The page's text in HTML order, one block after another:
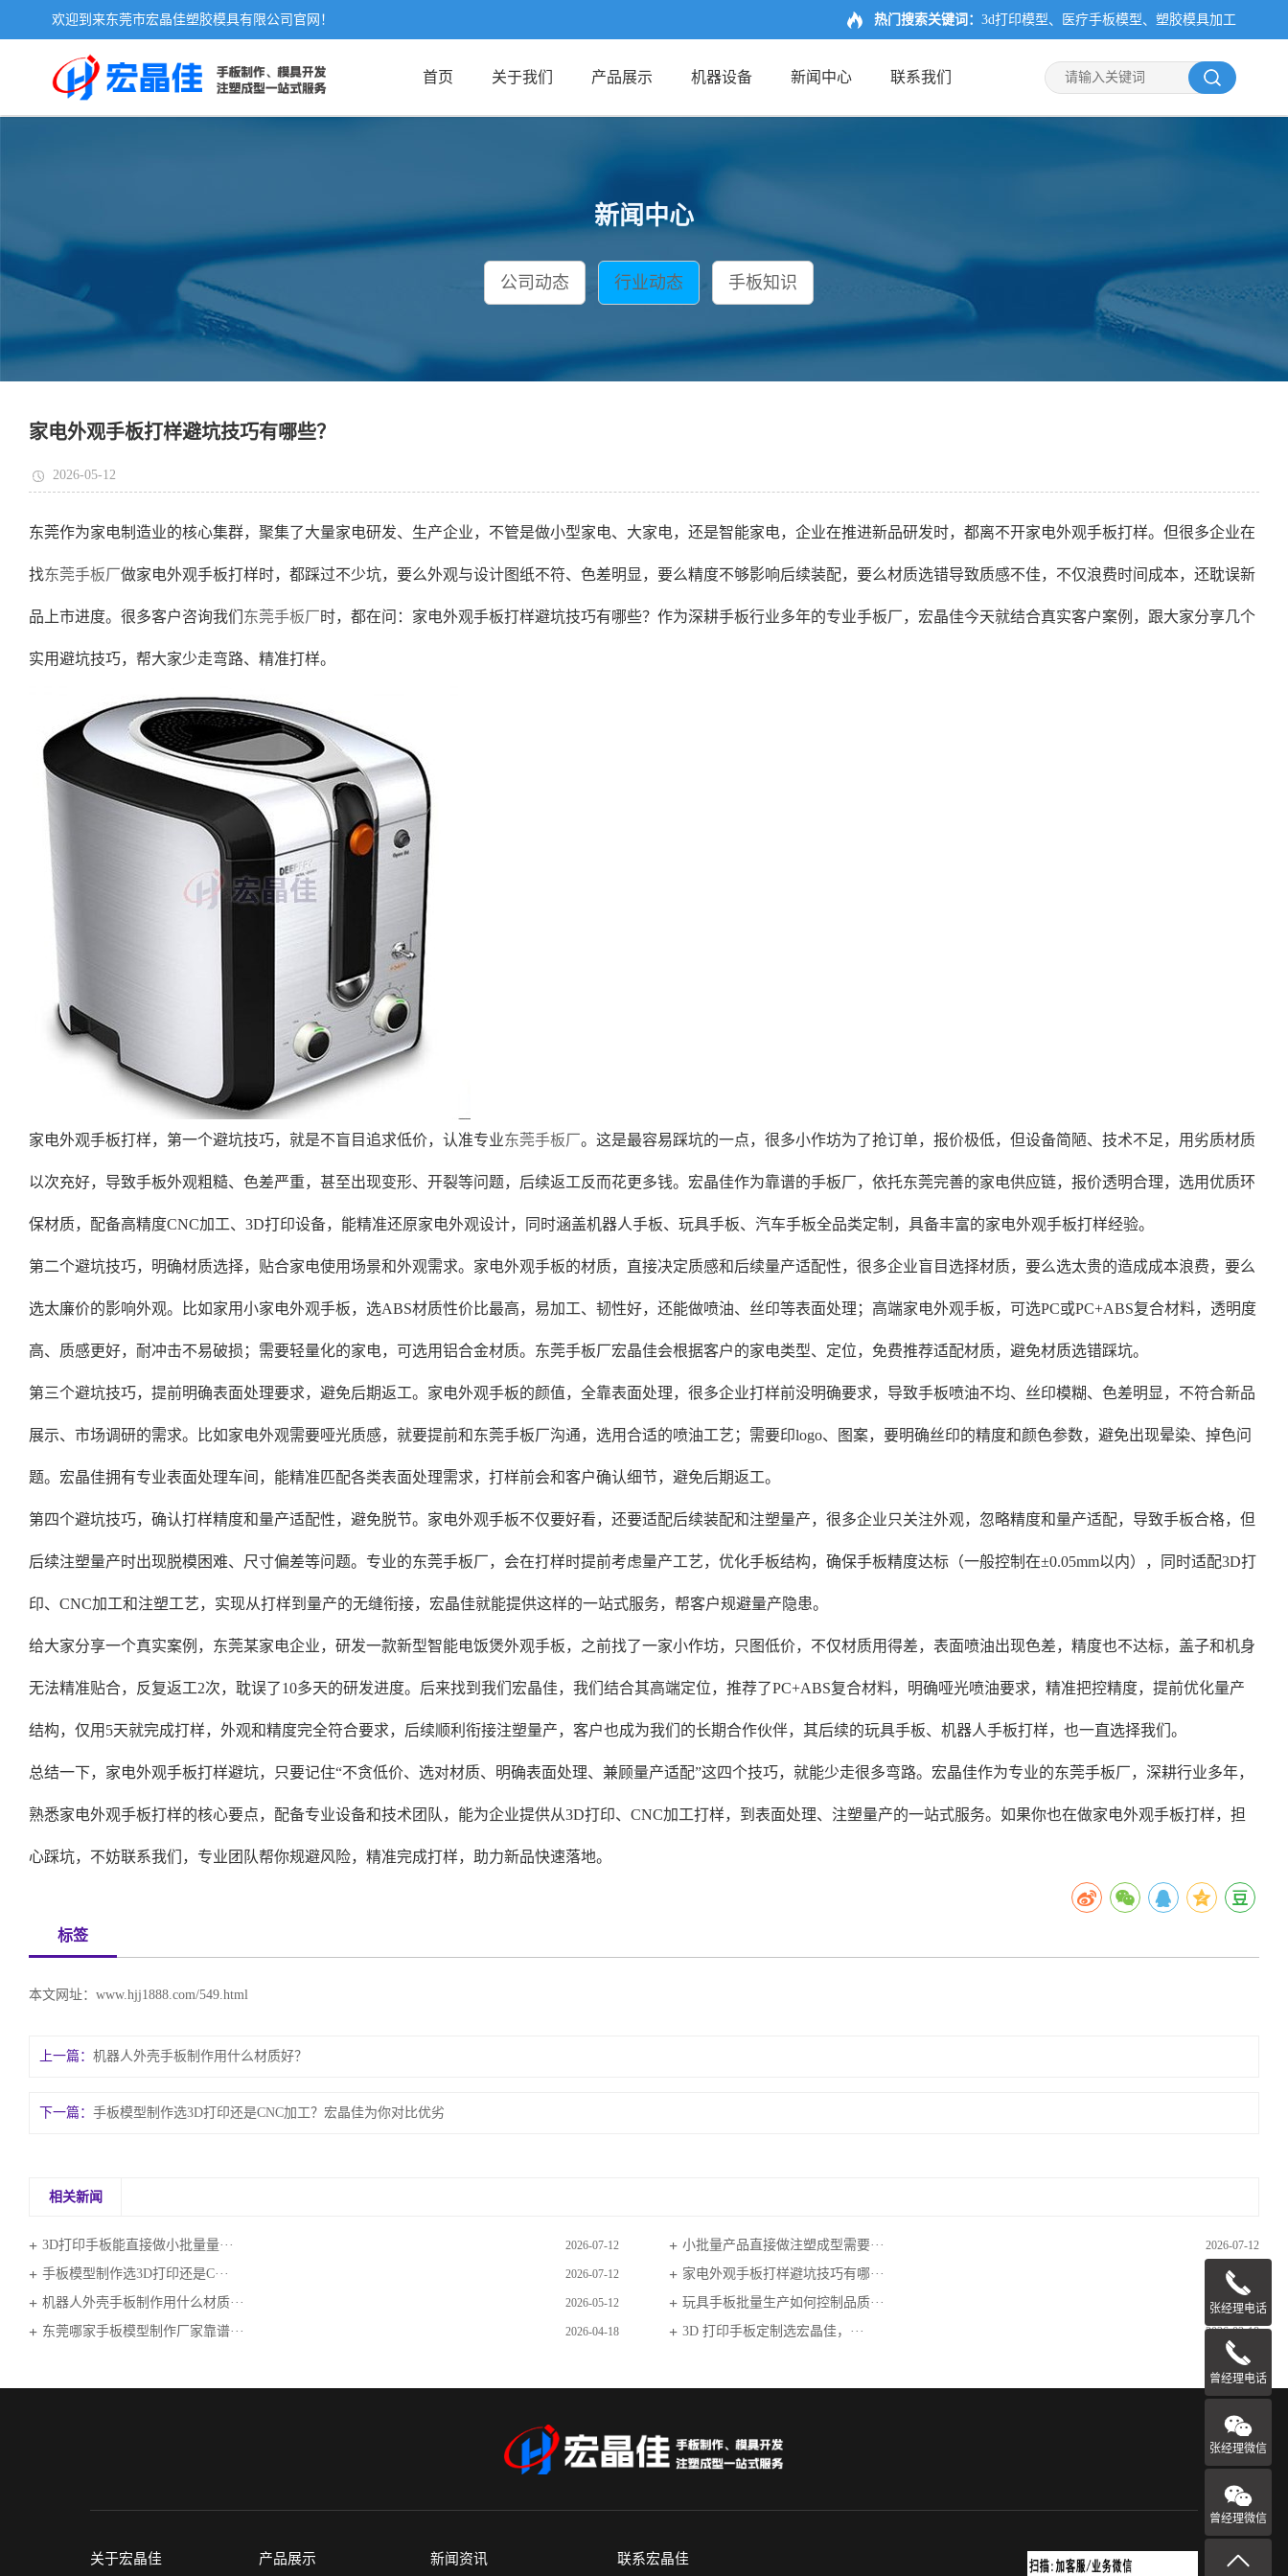
欢迎到来东莞市宏晶佳塑胶模具有限公司官网！ 热门搜索关键词：3d打印模型 医疗手板模型 塑胶模具加工
首页 关于我们 产品展示 机器设备 新闻中心 联系我们
新闻中心
公司动态 行业动态 手板知识
家电外观手板打样避坑技巧有哪些？
2026-05-12
东莞作为家电制造业的核心集群，聚集了大量家电研发、生产企业，不管是做小型家电、大家电，还是智能家电，企业在推进新品研发时，都离不开家电外观手板打样。但很多企业在
找东莞手板厂做家电外观手板打样时，都踩过不少坑，要么外观与设计图纸不符、色差明显，要么精度不够影响后续装配，要么材质选错导致质感不佳，不仅浪费时间成本，还耽误新
品上市进度。很多客户咨询我们 东莞手板厂时，都在问：家电外观手板打样避坑技巧有哪些？作为深耕手板行业多年的专业手板厂，宏晶佳今天就结合真实客户案例，跟大家分享几个
实用避坑技巧，帮大家少走弯路、精准打样。
家电外观手板打样，第一个避坑技巧，就是不盲目追求低价，认准专业东莞手板厂。这是最容易踩坑的一点，很多小作坊为了抢订单，报价极低，但设备简陋、技术不足，用劣质材质
以次充好，导致手板外观粗糙、色差严重，甚至出现变形、开裂等问题，后续返工反而花更多钱。宏晶佳作为靠谱的手板厂，依托东莞完善的家电供应链，报价透明合理，选用优质环
保材质，配备高精度CNC加工、3D打印设备，能精准还原家电外观设计，同时涵盖机器人手板、玩具手板、汽车手板全品类定制，具备丰富的家电外观手板打样经验。
第二个避坑技巧，明确材质选择，贴合家电使用场景和外观需求。家电外观手板的材质，直接决定质感和后续量产适配性，很多企业盲目选择材质，要么选太贵的造成成本浪费，要么
选太廉价的影响外观。比如家用小家电外观手板，选ABS材质性价比最高，易加工、韧性好，还能做喷油、丝印等表面处理；高端家电外观手板，可选PC或PC+ABS复合材料，透明度
高、质感更好，耐冲击不易破损；需要轻量化的家电，可选用铝合金材质。东莞手板厂宏晶佳会根据客户的家电类型、定位，免费推荐适配材质，避免材质选错踩坑。
第三个避坑技巧，提前明确表面处理要求，避免后期返工。家电外观手板的颜值，全靠表面处理，很多企业打样前没明确要求，导致手板喷油不均、丝印模糊、色差明显，不符合新品
展示、市场调研的需求。比如家电外观需要哑光质感，就要提前和东莞手板厂沟通，选用合适的喷油工艺；需要印logo、图案，要明确丝印的精度和颜色参数，避免出现晕染、掉色问
题。宏晶佳拥有专业表面处理车间，能精准匹配各类表面处理需求，打样前会和客户确认细节，避免后期返工。
第四个避坑技巧，确认打样精度和量产适配性，避免脱节。家电外观手板不仅要好看，还要适配后续装配和注塑量产，很多企业只关注外观，忽略精度和量产适配，导致手板合格，但
后续注塑量产时出现脱模困难、尺寸偏差等问题。专业的东莞手板厂，会在打样时提前考虑量产工艺，优化手板结构，确保手板精度达标（一般控制在±0.05mm以内），同时适配3D打
印、CNC加工和注塑工艺，实现从打样到量产的无缝衔接，宏晶佳就能提供这样的一站式服务，帮客户规避量产隐患。
给大家分享一个真实案例，东莞某家电企业，研发一款新型智能电饭煲外观手板，之前找了一家小作坊，只图低价，不仅材质用得差，表面喷油出现色差，精度也不达标，盖子和机身
无法精准贴合，反复返工2次，耽误了10多天的研发进度。后来找到我们宏晶佳，我们结合其高端定位，推荐了PC+ABS复合材料，明确哑光喷油要求，精准把控精度，提前优化量产
结构，仅用5天就完成打样，外观和精度完全符合要求，后续顺利衔接注塑量产，客户也成为我们的长期合作伙伴，其后续的玩具手板、机器人手板打样，也一直选择我们。
总结一下，家电外观手板打样避坑，只要记住“不贪低价、选对材质、明确表面处理、兼顾量产适配”这四个技巧，就能少走很多弯路。宏晶佳作为专业的东莞手板厂，深耕行业多年，
熟悉家电外观手板打样的核心要点，配备专业设备和技术团队，能为企业提供从3D打印、CNC加工打样，到表面处理、注塑量产的一站式服务。如果你也在做家电外观手板打样，担
心踩坑，不妨联系我们，专业团队帮你规避风险，精准完成打样，助力新品快速落地。
标签
本文网址： www.hjj1888.com/549.html
上一篇： 机器人外壳手板制作用什么材质好？
下一篇： 手板模型制作选3D打印还是CNC加工？宏晶佳为你对比优劣
相关新闻
3D打印手板能直接做小批量量··· 2026-07-12 小批量产品直接做注塑成型需要··· 2026-07-12
手板模型制作选3D打印还是C··· 2026-07-12 家电外观手板打样避坑技巧有哪··· 2026-05-12
机器人外壳手板制作用什么材质··· 2026-05-12 玩具手板批量生产如何控制品质··· 2026-05-12
东莞哪家手板模型制作厂家靠谱··· 2026-04-18 3D 打印手板定制选宏晶佳，··· 2026-03-18
关于宏晶佳 产品展示 新闻资讯 联系宏晶佳
张经理电话
曾经理电话
张经理微信
曾经理微信